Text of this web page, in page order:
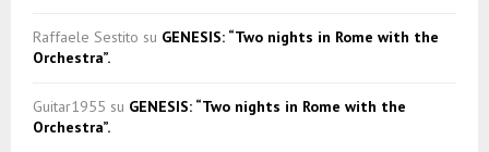
Raffaele Sestito su GENESIS: “Two nights in Rome with the
Orchestra”.
Guitar1955 su GENESIS: “Two nights in Rome with the
Orchestra”.